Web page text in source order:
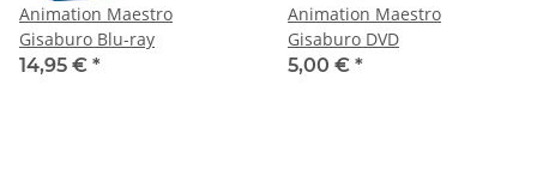
Animation Maestro
Gisaburo Blu-ray
14,95 € *
Animation Maestro
Gisaburo DVD
5,00 € *